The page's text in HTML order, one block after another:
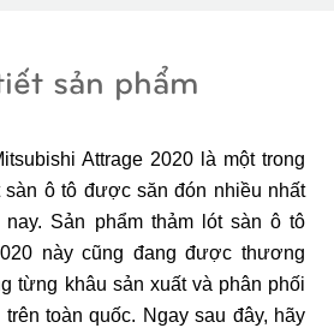
sản phẩm
Attrage 2020 là một trong
sàn ô tô được săn đón nhiều nhất
Sản phẩm thảm lót sàn ô tô
này cũng đang được thương
từng khâu sản xuất và phân phối
toàn quốc. Ngay sau đây, hãy